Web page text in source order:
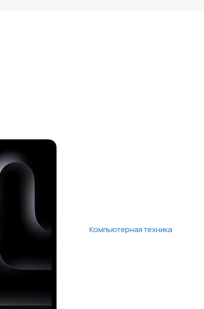
Компьютерная техника